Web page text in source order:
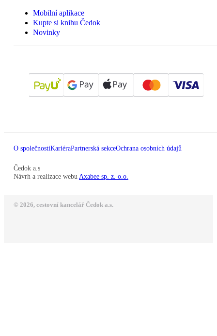
Mobilní aplikace
Kupte si knihu Čedok
Novinky
O společnostiKariéraPartnerská sekceOchrana osobních údajů
Čedok a.s
Návrh a realizace webu Axabee sp. z. o.o.
© 2026, cestovní kancelář Čedok a.s.